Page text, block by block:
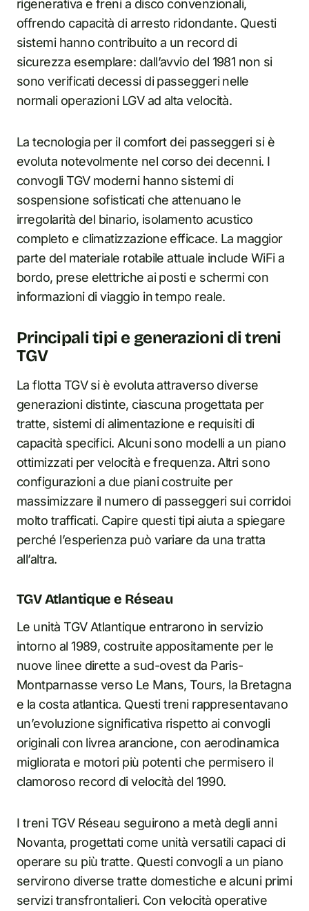
rigenerativa e freni a disco convenzionali,
offrendo capacità di arresto ridondante. Questi
sistemi hanno contribuito a un record di
sicurezza esemplare: dall’avvio del 1981 non si
sono verificati decessi di passeggeri nelle
normali operazioni LGV ad alta velocità.
La tecnologia per il comfort dei passeggeri si è
evoluta notevolmente nel corso dei decenni. I
convogli TGV moderni hanno sistemi di
sospensione sofisticati che attenuano le
irregolarità del binario, isolamento acustico
completo e climatizzazione efficace. La maggior
parte del materiale rotabile attuale include WiFi a
bordo, prese elettriche ai posti e schermi con
informazioni di viaggio in tempo reale.
Principali tipi e generazioni di treni
TGV
La flotta TGV si è evoluta attraverso diverse
generazioni distinte, ciascuna progettata per
tratte, sistemi di alimentazione e requisiti di
capacità specifici. Alcuni sono modelli a un piano
ottimizzati per velocità e frequenza. Altri sono
configurazioni a due piani costruite per
massimizzare il numero di passeggeri sui corridoi
molto trafficati. Capire questi tipi aiuta a spiegare
perché l’esperienza può variare da una tratta
all’altra.
TGV Atlantique e Réseau
Le unità TGV Atlantique entrarono in servizio
intorno al 1989, costruite appositamente per le
nuove linee dirette a sud-ovest da Paris-
Montparnasse verso Le Mans, Tours, la Bretagna
e la costa atlantica. Questi treni rappresentavano
un’evoluzione significativa rispetto ai convogli
originali con livrea arancione, con aerodinamica
migliorata e motori più potenti che permisero il
clamoroso record di velocità del 1990.
I treni TGV Réseau seguirono a metà degli anni
Novanta, progettati come unità versatili capaci di
operare su più tratte. Questi convogli a un piano
servirono diverse tratte domestiche e alcuni primi
servizi transfrontalieri. Con velocità operative